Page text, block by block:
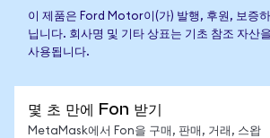
이 제품은 Ford Motor이(가) 발행, 후원, 보증
닙니다. 회사명 및 기타 상표는 기초 참조 자산
사용됩니다.
몇 초 만에 Fon 받기
MetaMask에서 Fon을 구매, 판매, 거래, 스왑